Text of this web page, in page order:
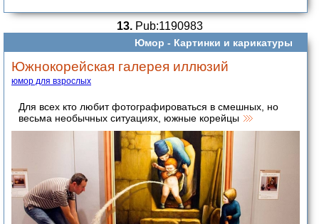
13.Pub:1190983
Юмор - Картинки и карикатуры
Южнокорейская галерея иллюзий
юмор для взрослых
Для всех кто любит фотографироваться в смешных, но
весьма необычных ситуациях, южные корейцы